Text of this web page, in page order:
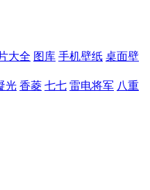
大全 图库 手机壁纸 桌面壁
光 香菱 七七 雷电将军 八重